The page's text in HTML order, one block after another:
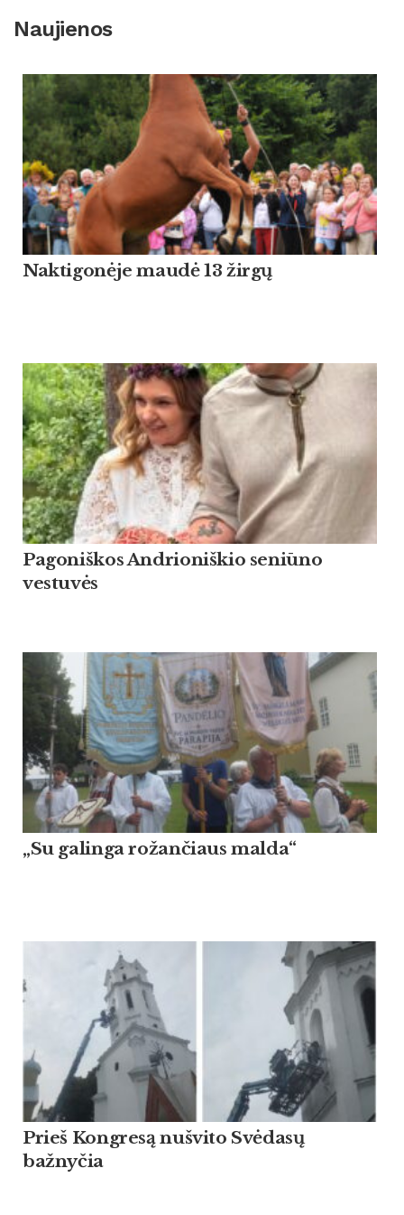
Naujienos
Naktigonėje maudė 13 žirgų
Pagoniškos Andrioniškio seniūno
vestuvės
„Su galinga rožančiaus malda“
Prieš Kongresą nušvito Svėdasų
bažnyčia